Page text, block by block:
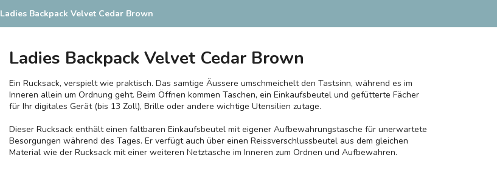
Ladies Backpack Velvet Cedar Brown
Ladies Backpack Velvet Cedar Brown
Ein Rucksack, verspielt wie praktisch. Das samtige Äussere umschmeichelt den Tastsinn, während es im
Inneren allein um Ordnung geht. Beim Öffnen kommen Taschen, ein Einkaufsbeutel und gefütterte Fächer
für Ihr digitales Gerät (bis 13 Zoll), Brille oder andere wichtige Utensilien zutage.
Dieser Rucksack enthält einen faltbaren Einkaufsbeutel mit eigener Aufbewahrungstasche für unerwartete
Besorgungen während des Tages. Er verfügt auch über einen Reissverschlussbeutel aus dem gleichen
Material wie der Rucksack mit einer weiteren Netztasche im Inneren zum Ordnen und Aufbewahren.